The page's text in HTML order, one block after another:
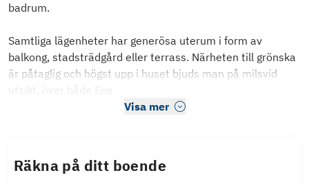
badrum.
Samtliga lägenheter har generösa uterum i form av
balkong, stadsträdgård eller terrass. Närheten till grönska
är påtaglig och högst upp i huset bjuds man på milsvid
utsikt, över både Ene
Visa mer
Räkna på ditt boende